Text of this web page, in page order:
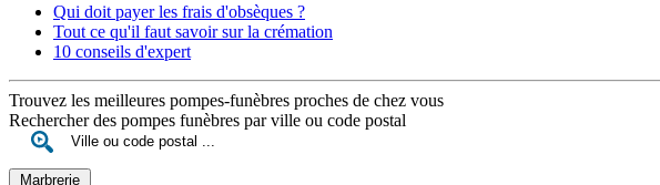
Qui doit payer les frais d'obsèques ?
Tout ce qu'il faut savoir sur la crémation
10 conseils d'expert
Trouvez les meilleures pompes-funèbres proches de chez vous
Rechercher des pompes funèbres par ville ou code postal
Marbrerie